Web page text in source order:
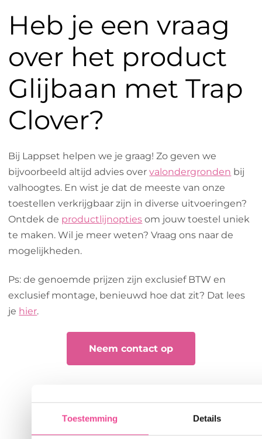
Toestemming Details
Heb je een vraag
over het product
Glijbaan met Trap
Clover?
Bij Lappset helpen we je graag! Zo geven we
bijvoorbeeld altijd advies overvalondergronden bij
valhoogtes. En wist je dat de meeste van onze
toestellen verkrijgbaar zijn in diverse uitvoeringen?
Ontdek de productlijnopties om jouw toestel uniek
te maken. Wil je meer weten? Vraag ons naar de
mogelijkheden.
Ps: de genoemde prijzen zijn exclusief BTW en
exclusief montage, benieuwd hoe dat zit? Dat lees
je hier.
Neem contact op